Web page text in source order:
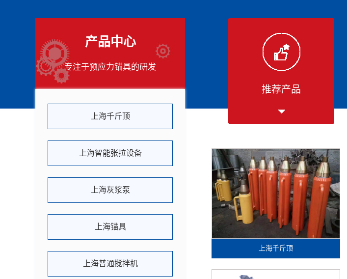
产品中心
专注于预应力锚具的研发
上海千斤顶
上海智能张拉设备
上海灰浆泵
上海锚具
上海普通搅拌机
推荐产品
上海千斤顶